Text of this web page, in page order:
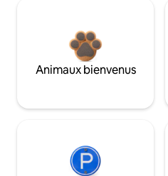
Animaux bienvenus